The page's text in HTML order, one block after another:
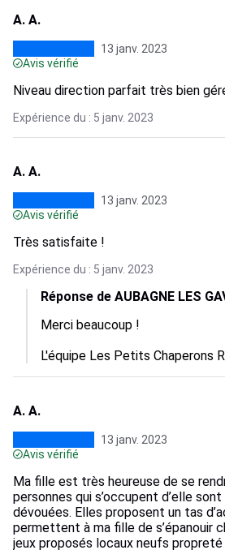
A. A.
13 janv. 2023
Avis vérifié
Niveau direction parfait très bien
Expérience du : 5 janv. 2023
A. A.
13 janv. 2023
Avis vérifié
Très satisfaite !
Expérience du : 5 janv. 2023
Réponse de AUBAGNE LES
Merci beaucoup !
L'équipe Les Petits Chaperons
A. A.
13 janv. 2023
Avis vérifié
Ma fille est très heureuse de se
personnes qui s’occupent d’elle
dévouées. Elles proposent un tas
permettent à ma fille de s’épanouir
jeux proposés locaux neufs propreté